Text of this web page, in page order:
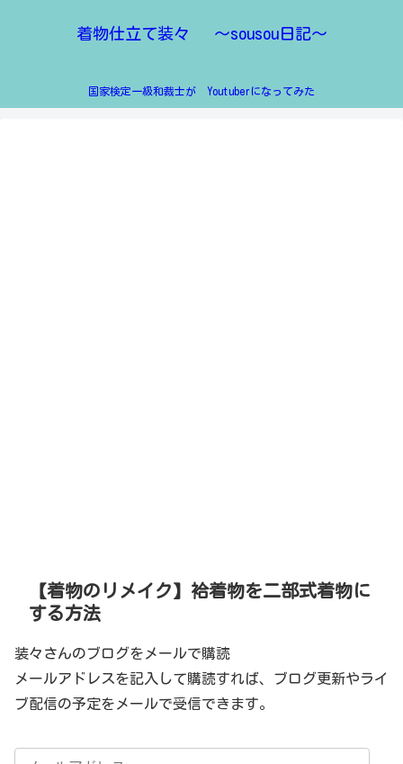
着物仕立て装々 ～sousou日記～
国家検定一級和裁士が Youtuberになってみた
【着物のリメイク】袷着物を二部式着物に
する方法
装々さんのブログをメールで購読
メールアドレスを記入して購読すれば、ブログ更新やライ
ブ配信の予定をメールで受信できます。